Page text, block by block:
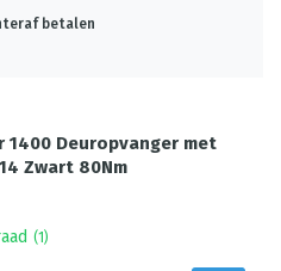
betalen
1400 Deuropvanger met
Zwart 80Nm
(1 )